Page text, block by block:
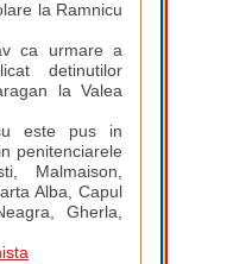
la Ramnicu
ca urmare a
detinutilor
la Valea
este pus in
penitenciarele
Malmaison,
Alba, Capul
Gherla,